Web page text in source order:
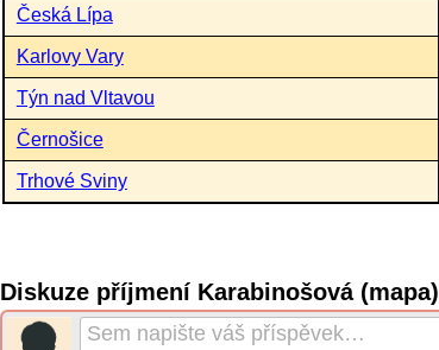
Česká Lípa
Karlovy Vary
Týn nad Vltavou
Černošice
Trhové Sviny
Diskuze příjmení Karabinošová (mapa)